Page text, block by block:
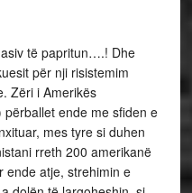
të papritun….! Dhe
për nji risistemim
Zëri i Amerikës
përballet ende me sfiden e
mes tyre si duhen
rreth 200 amerikanë
ende atje, strehimin e